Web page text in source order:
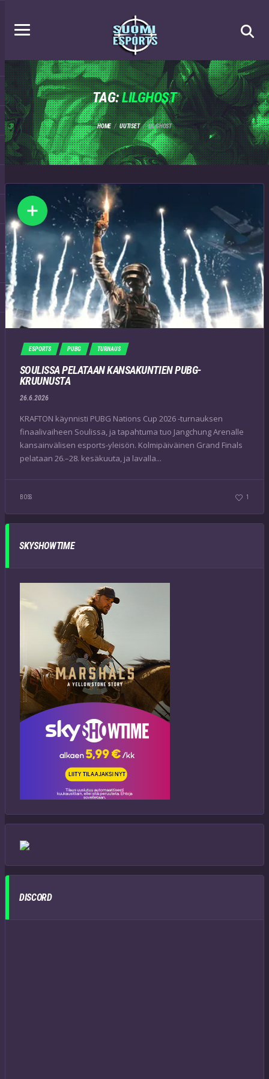
TAG:LILGHOST
HOME UUTISET LILGHOST
ESPORTS PUBG TURNAUS
SOULISSA PELATAAN KANSAKUNTIEN PUBG-
KRUUNUSTA
26.6.2026
KRAFTON käynnisti PUBG Nations Cup 2026 -turnauksen
finaalivaiheen Soulissa, ja tapahtuma tuo Jangchung Arenalle
kansainvälisen esports-yleisön. Kolmipäiväinen Grand Finals
pelataan 26.–28. kesäkuuta, ja lavalla...
BOSS 1
SKYSHOWTIME
DISCORD